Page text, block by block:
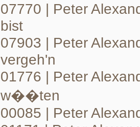
07770 | Peter
bist
07903 | Peter
vergeh'n
01776 | Peter
w��ten
00085 | Peter